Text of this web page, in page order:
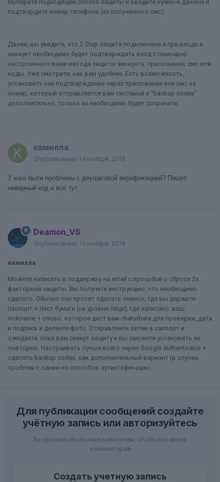
Выберите подходящий способ защиты и введите нужные данные и
подтвердите номер телефона (из полученного смс).
Далее, вы увидите, что 2 Step защита подключена и при входе в
аккаунт необходимо будет подтверждать вход с помощью
настроенного вами метода защиты аккаунта: приложение, смс или
коды. Уже смотрите, как вам удобнее. Есть возможность,
установить как подтверждение через приложения или смс на
номер, который отправляется вам системой и "backup codes"
дополнительно, только их необходимо будет сохранить.
камилла
Опубликовано 14 ноября, 2018
У кого были проблемы с двушаговой верификацией? Пишет
неверный код и всё тут
Deamon_VS
Опубликовано 15 ноября, 2018
камилла
Можете написать в поддержку на email с просьбой о сбросе 2х
факторной защиты. Вы получите инструкцию, что необходимо
сделать. Обычно они просят сделать снимок, где вы держите
паспорт + лист бумаги (на уровне лица), где написано: ваш
nickname + слово, которое даст вам chaturbate для проверки, дата
и подпись и делаете фото. Отправляете затем в саппорт и
ожидаете, пока вам скинут защиту и вы сможете установить ее
повторно. Настраивать лучше всего через Google Authenticator +
сделать backup codes, как дополнительный вариант (в случае,
проблем с одним из способов аутентификации).
Для публикации сообщений создайте
учётную запись или авторизуйтесь
Вы должны быть пользователем, чтобы оставить
комментарий
Создать учетную запись